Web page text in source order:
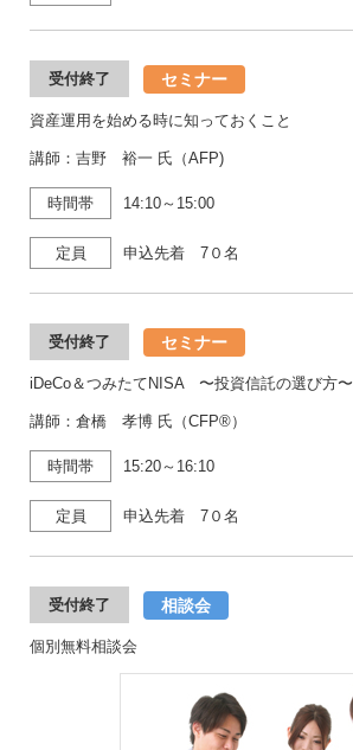
受付終了 セミナー
資産運用を始める時に知っておくこと
講師：吉野 裕一 氏（AFP)
時間帯 14:10～15:00
定員 申込先着 7０名
受付終了 セミナー
iDeCo＆つみたてNISA 〜投資信託の選び方〜
講師：倉橋 孝博 氏（CFP®）
時間帯 15:20～16:10
定員 申込先着 7０名
受付終了 相談会
個別無料相談会